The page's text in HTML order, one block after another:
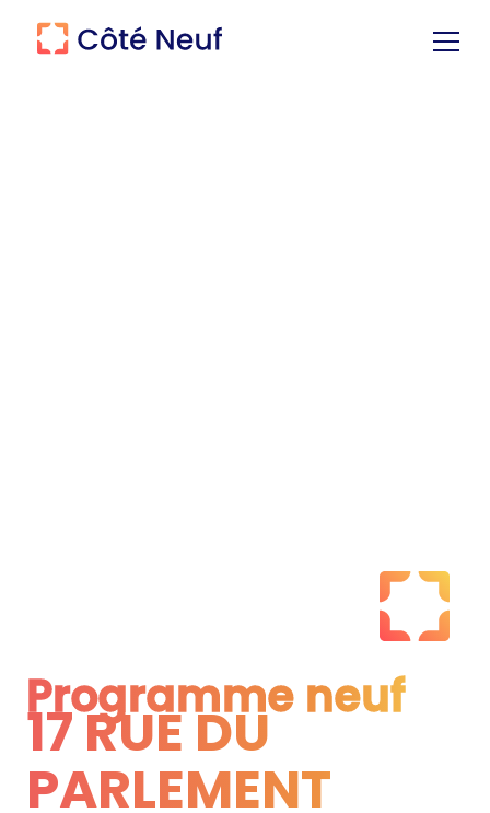
Programme neuf
Programme neuf
17 RUE DU
PARLEMENT